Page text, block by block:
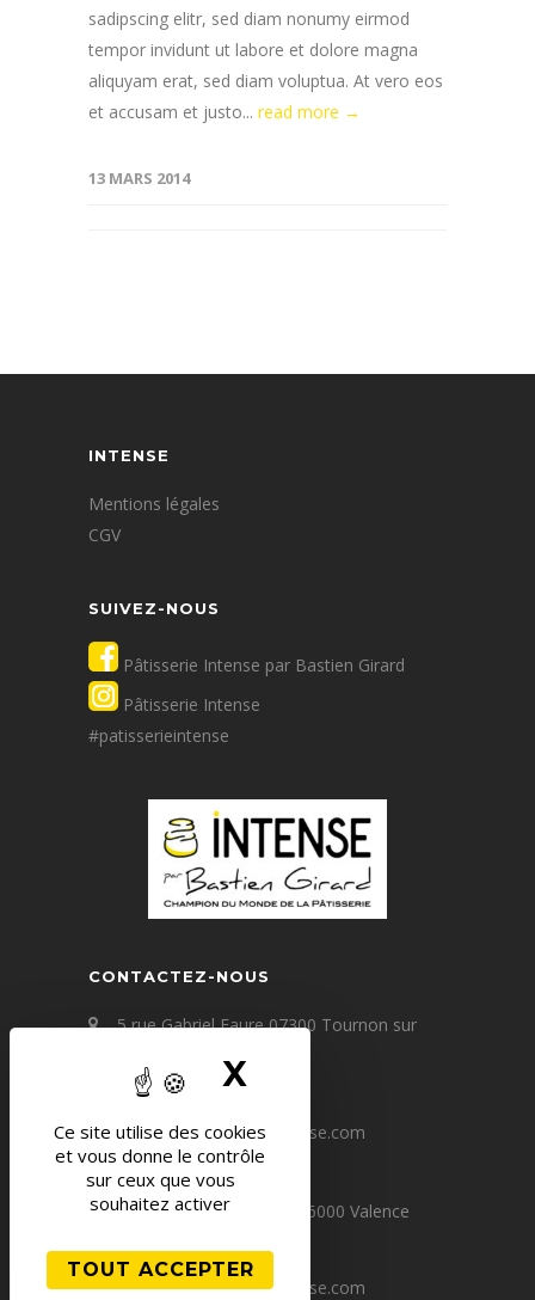
Ce site utilise des cookies
et vous donne le contrôle
sur ceux que vous
souhaitez activer
TOUT ACCEPTER
X
sadipscing elitr, sed diam nonumy eirmod
tempor invidunt ut labore et dolore magna
aliquyam erat, sed diam voluptua. At vero eos
et accusam et justo... read more →
13 MARS 2014
INTENSE
Mentions légales
CGV
SUIVEZ-NOUS
Pâtisserie Intense par Bastien Girard
Pâtisserie Intense
#patisserieintense
CONTACTEZ-NOUS
5 rue Gabriel Faure 07300 Tournon sur
+33(0) 4 75 09 67 60
contact@patisserie-intense.com
64 avenue Victor Hugo 26000 Valence
+33(0) 4 75 80 24 83
valence@patisserie-intense.com